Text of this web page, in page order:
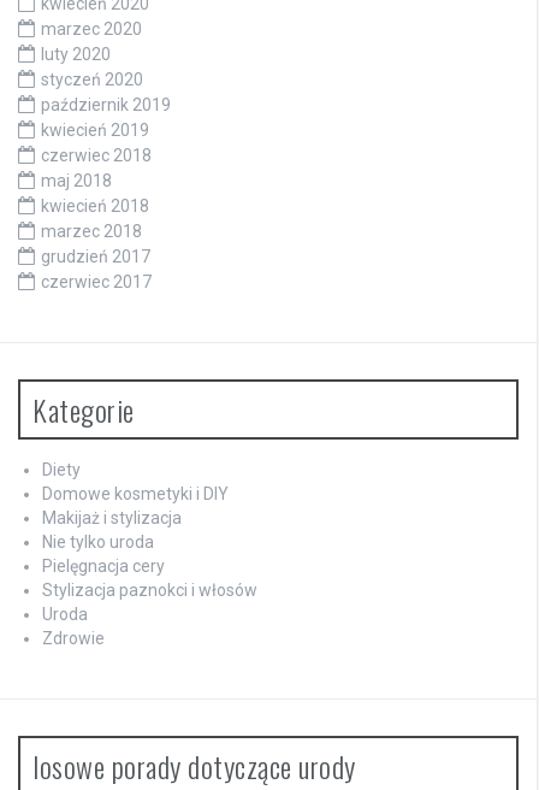
marzec 2020
luty 2020
styczeń 2020
październik 2019
kwiecień 2019
czerwiec 2018
maj 2018
kwiecień 2018
marzec 2018
grudzień 2017
czerwiec 2017
Kategorie
Diety
Domowe kosmetyki i DIY
Makijaż i stylizacja
Nie tylko uroda
Pielęgnacja cery
Stylizacja paznokci i włosów
Uroda
Zdrowie
losowe porady dotyczące urody